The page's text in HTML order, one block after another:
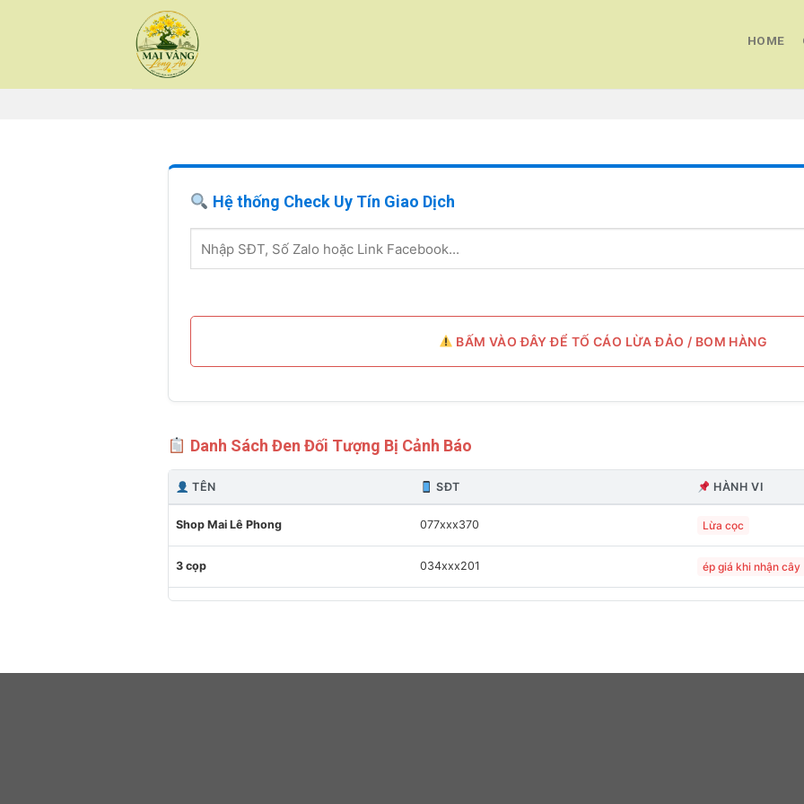
HOME
Hệ thống Check Uy Tín Giao Dịch
BẤM VÀO ĐÂY ĐỂ TỐ CÁO LỪA ĐẢO / BOM HÀNG
Danh Sách Đen Đối Tượng Bị Cảnh Báo
TÊN SĐT HÀNH VI
Shop Mai Lê Phong 077xxx370 Lừa cọc
3 cọp 034xxx201 ép giá khi nhận cây